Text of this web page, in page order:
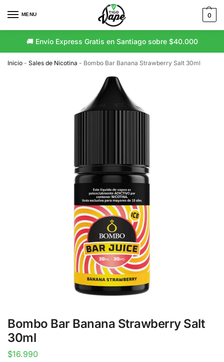
MENU 0
🚚 Envío Express Gratis en Santiago sobre $40.000
Inicio - Sales de Nicotina - Bombo Bar Banana Strawberry Salt 30ml
Bombo Bar Banana Strawberry Salt
30ml
$16.990